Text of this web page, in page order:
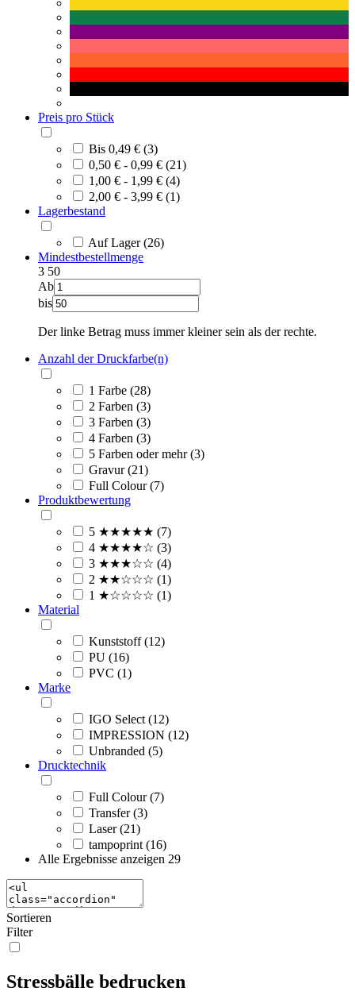
Preis pro Stück
Bis 0,49 € (3)
0,50 € - 0,99 € (21)
1,00 € - 1,99 € (4)
2,00 € - 3,99 € (1)
Lagerbestand
Auf Lager (26)
Mindestbestellmenge
3 50
Ab
bis
Der linke Betrag muss immer kleiner sein als der rechte.
Anzahl der Druckfarbe(n)
1 Farbe (28)
2 Farben (3)
3 Farben (3)
4 Farben (3)
5 Farben oder mehr (3)
Gravur (21)
Full Colour (7)
Produktbewertung
5 ★★★★★ (7)
4 ★★★★☆ (3)
3 ★★★☆☆ (4)
2 ★★☆☆☆ (1)
1 ★☆☆☆☆ (1)
Material
Kunststoff (12)
PU (16)
PVC (1)
Marke
IGO Select (12)
IMPRESSION (12)
Unbranded (5)
Drucktechnik
Full Colour (7)
Transfer (3)
Laser (21)
tampoprint (16)
Alle Ergebnisse anzeigen 29
Sortieren
Filter
Stressbälle bedrucken